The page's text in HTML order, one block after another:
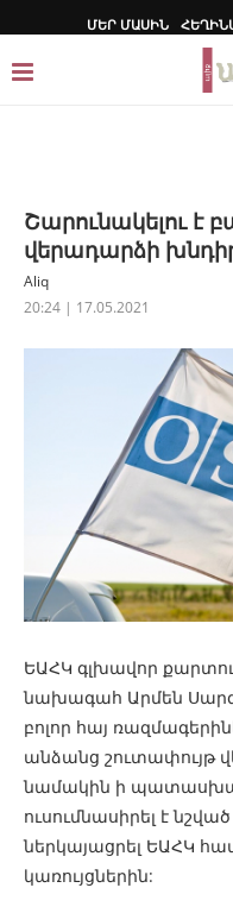
ՄԵՐ ՄԱՍԻՆ
Շարունակելու է
վերադարձի
Aliq
20:24 | 17.05.2021
ԵԱՀԿ գլխավոր
նախագահ Արմեն
բոլոր հայ
անձանց շուտափույթ
նամակին ի պատասխան
ուսումնասիրել է
ներկայացրել ԵԱՀԿ
կառույցներին: